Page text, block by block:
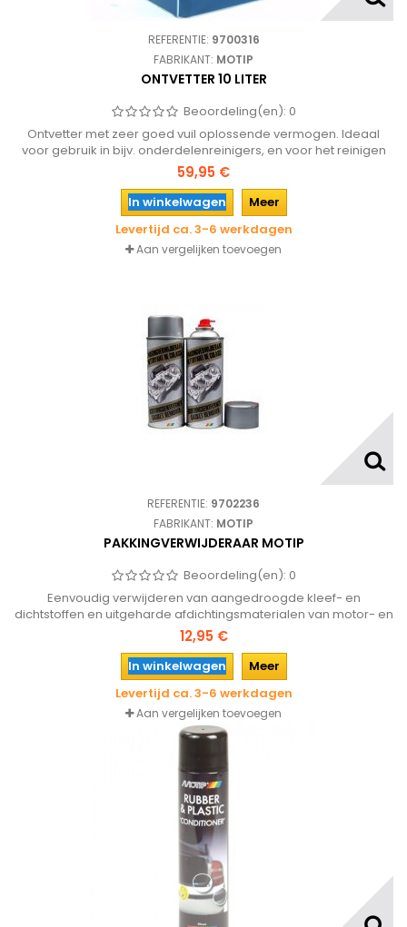
REFERENTIE: 9700316
FABRIKANT: MOTIP
ONTVETTER 10 LITER
Beoordeling(en): 0
Ontvetter met zeer goed vuil oplossende vermogen. Ideaal
voor gebruik in bijv. onderdelenreinigers, en voor het reinigen
van nachine onderdelen, plaatwerk, filters of kwasten.
59,95 €
In winkelwagen
Meer
Levertijd ca. 3-6 werkdagen
Aan vergelijken toevoegen
REFERENTIE: 9702236
FABRIKANT: MOTIP
PAKKINGVERWIJDERAAR MOTIP
Beoordeling(en): 0
Eenvoudig verwijderen van aangedroogde kleef- en
dichtstoffen en uitgeharde afdichtingsmaterialen van motor- en
machine onderdelen.
12,95 €
In winkelwagen
Meer
Levertijd ca. 3-6 werkdagen
Aan vergelijken toevoegen